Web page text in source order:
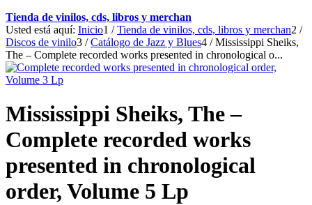
Tienda de vinilos, cds, libros y merchan
Usted está aquí: Inicio1 / Tienda de vinilos, cds, libros y merchan2 /
Discos de vinilo3 / Catálogo de Jazz y Blues4 / Mississippi Sheiks,
The – Complete recorded works presented in chronological o...
Mississippi Sheiks, The –
Complete recorded works
presented in chronological
order, Volume 5 Lp